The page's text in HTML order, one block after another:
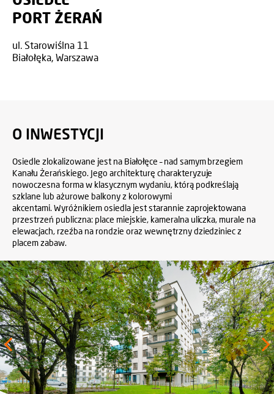
PORT ŻERAŃ
ul. Starowiślna 11
Białołęka, Warszawa
O INWESTYCJI
Osiedle zlokalizowane jest na Białołęce – nad samym brzegiem
Kanału Żerańskiego. Jego architekturę charakteryzuje
nowoczesna forma w klasycznym wydaniu, którą podkreślają
szklane lub ażurowe balkony z kolorowymi
akcentami. Wyróżnikiem osiedla jest starannie zaprojektowana
przestrzeń publiczna: place miejskie, kameralna uliczka, murale na
elewacjach, rzeźba na rondzie oraz wewnętrzny dziedziniec z
placem zabaw.